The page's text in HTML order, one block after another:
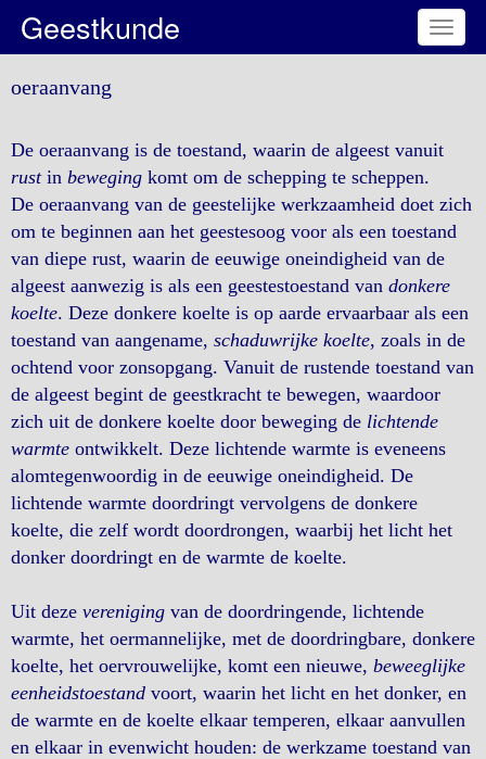
Toggle
Geestkunde
oeraanvang
De oeraanvang is de toestand, waarin de algeest vanuit
rustin beweging komt om de schepping te scheppen.
De oeraanvang van de geestelijke werkzaamheid doet zich
om te beginnen aan het geestesoog voor als een toestand
van diepe rust, waarin de eeuwige oneindigheid van de
algeest aanwezig is als een geestestoestand van donkere
koelte. Deze donkere koelte is op aarde ervaarbaar als een
toestand van aangename, schaduwrijke koelte, zoals in de
ochtend voor zonsopgang. Vanuit de rustende toestand van
de algeest begint de geestkracht te bewegen, waardoor
zich uit de donkere koelte door beweging de lichtende
warmte ontwikkelt. Deze lichtende warmte is eveneens
alomtegenwoordig in de eeuwige oneindigheid. De
lichtende warmte doordringt vervolgens de donkere
koelte, die zelf wordt doordrongen, waarbij het licht het
donker doordringt en de warmte de koelte.
Uit deze vereniging van de doordringende, lichtende
warmte, het oermannelijke, met de doordringbare, donkere
koelte, het oervrouwelijke, komt een nieuwe, beweeglijke
eenheidstoestand voort, waarin het licht en het donker, en
de warmte en de koelte elkaar temperen, elkaar aanvullen
en elkaar in evenwicht houden: de werkzame toestand van